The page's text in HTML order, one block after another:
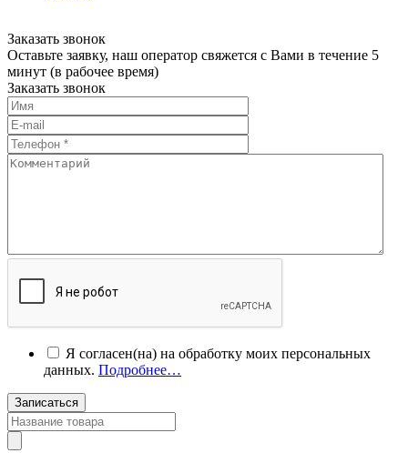
Заказать звонок
Оставьте заявку, наш оператор свяжется с Вами в течение 5
минут (в рабочее время)
Заказать звонок
Я согласен(на) на обработку моих персональных
данных. Подробнее…
Записаться